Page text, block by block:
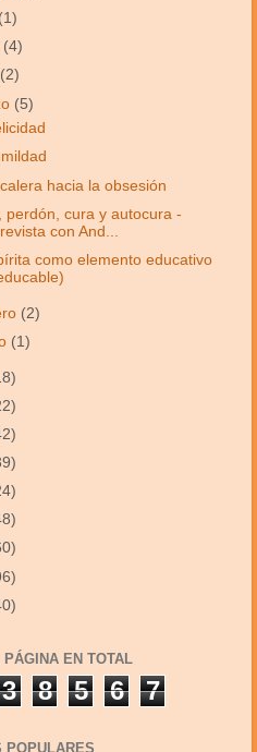
(1)
(4)
(2)
(5)
hacia la obsesión
perdón, cura y autocura -
con And...
como elemento educativo
(2)
(1)
EN TOTAL
3 8 5 6 7
POPULARES